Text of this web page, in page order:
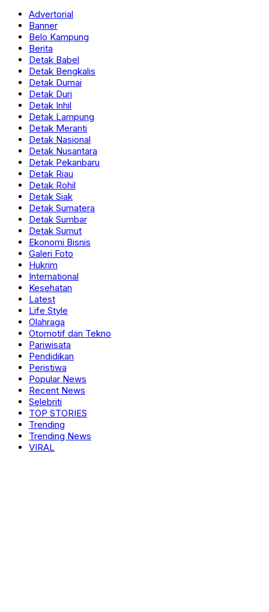
Advertorial
Banner
Belo Kampung
Berita
Detak Babel
Detak Bengkalis
Detak Dumai
Detak Duri
Detak Inhil
Detak Lampung
Detak Meranti
Detak Nasional
Detak Nusantara
Detak Pekanbaru
Detak Riau
Detak Rohil
Detak Siak
Detak Sumatera
Detak Sumbar
Detak Sumut
Ekonomi Bisnis
Galeri Foto
Hukrim
International
Kesehatan
Latest
Life Style
Olahraga
Otomotif dan Tekno
Pariwisata
Pendidikan
Peristiwa
Popular News
Recent News
Selebriti
TOP STORIES
Trending
Trending News
VIRAL